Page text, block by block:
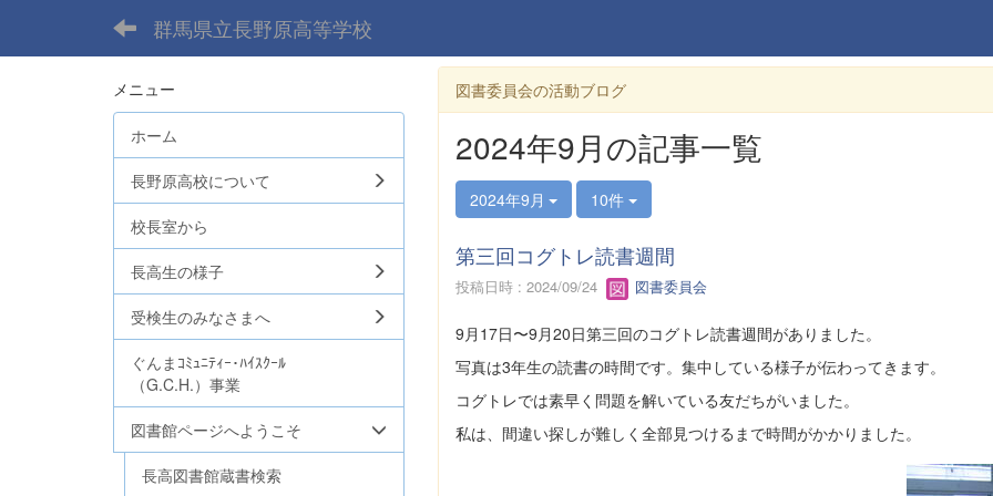
群馬県立長野原高等学校
図書委員会の活動ブログ
2024年9月の記事一覧
2024年9月 10件
第三回コグトレ読書週間
投稿日時 : 2024/09/24 図書委員会
9月17日〜9月20日第三回のコグトレ読書週間がありました。
写真は3年生の読書の時間です。集中している様子が伝わってきます。
コグトレでは素早く問題を解いている友だちがいました。
私は、間違い探しが難しく全部見つけるまで時間がかかりました。
メニュー
ホーム
長野原高校について
校長室から
長高生の様子
受検生のみなさまへ
ぐんまｺﾐｭﾆﾃｨｰ･ﾊｲｽｸｰﾙ
（G.C.H.）事業
図書館ページへようこそ
長高図書館蔵書検索